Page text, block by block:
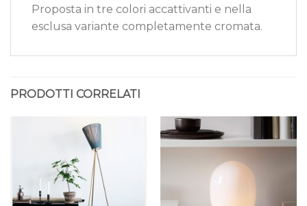
Proposta in tre colori accattivanti e nella
esclusa variante completamente cromata.
PRODOTTI CORRELATI